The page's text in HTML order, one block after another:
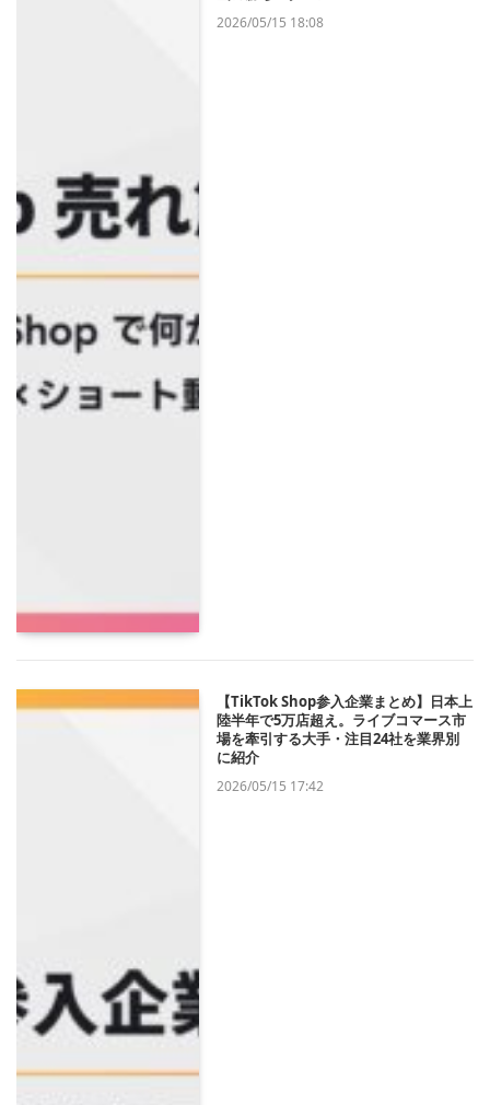
2026/05/15 18:08
【TikTok Shop参入企業まとめ】日本上
陸半年で5万店超え。ライブコマース市
場を牽引する大手・注目24社を業界別
に紹介
2026/05/15 17:42